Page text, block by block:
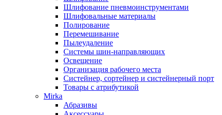
Шлифование пневмоинструментами
Шлифовальные материалы
Полирование
Перемешивание
Пылеудаление
Системы шин-направляющих
Освещение
Организация рабочего места
Систейнер, сортейнер и систейнерный порт
Товары с атрибутикой
Mirka
Абразивы